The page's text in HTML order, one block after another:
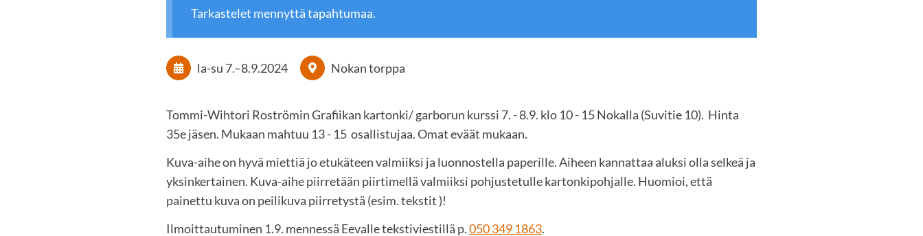
Tarkastelet mennyttä tapahtumaa.
la-su 7.–8.9.2024 Nokan torppa
Tommi-Wihtori Roströmin Grafiikan kartonki/ garborun kurssi 7. - 8.9. klo 10 - 15 Nokalla (Suvitie 10). Hinta
35e jäsen. Mukaan mahtuu 13 - 15 osallistujaa. Omat eväät mukaan.
Kuva-aihe on hyvä miettiä jo etukäteen valmiiksi ja luonnostella paperille. Aiheen kannattaa aluksi olla selkeä ja
yksinkertainen. Kuva-aihe piirretään piirtimellä valmiiksi pohjustetulle kartonkipohjalle. Huomioi, että
painettu kuva on peilikuva piirretystä (esim. tekstit )!
Ilmoittautuminen 1.9. mennessä Eevalle tekstiviestillä p.050 349 1863.